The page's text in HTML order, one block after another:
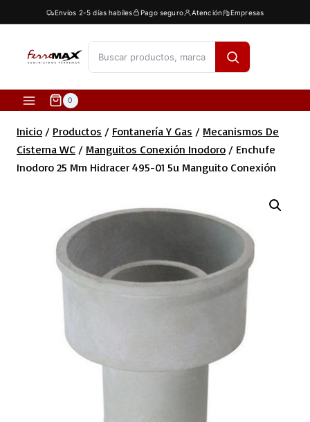
al
contenido
Envíos 2-5 días habíles Pago seguro Atención Empresas
0
Inicio / Productos / Fontanería Y Gas / Mecanismos De
Cisterna WC / Manguitos Conexión Inodoro / Enchufe
Inodoro 25 Mm Hidracer 495-01 5u Manguito Conexión